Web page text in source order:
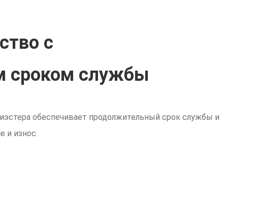
с
сроком службы
обеспечивает продолжительный срок службы и
и износ.